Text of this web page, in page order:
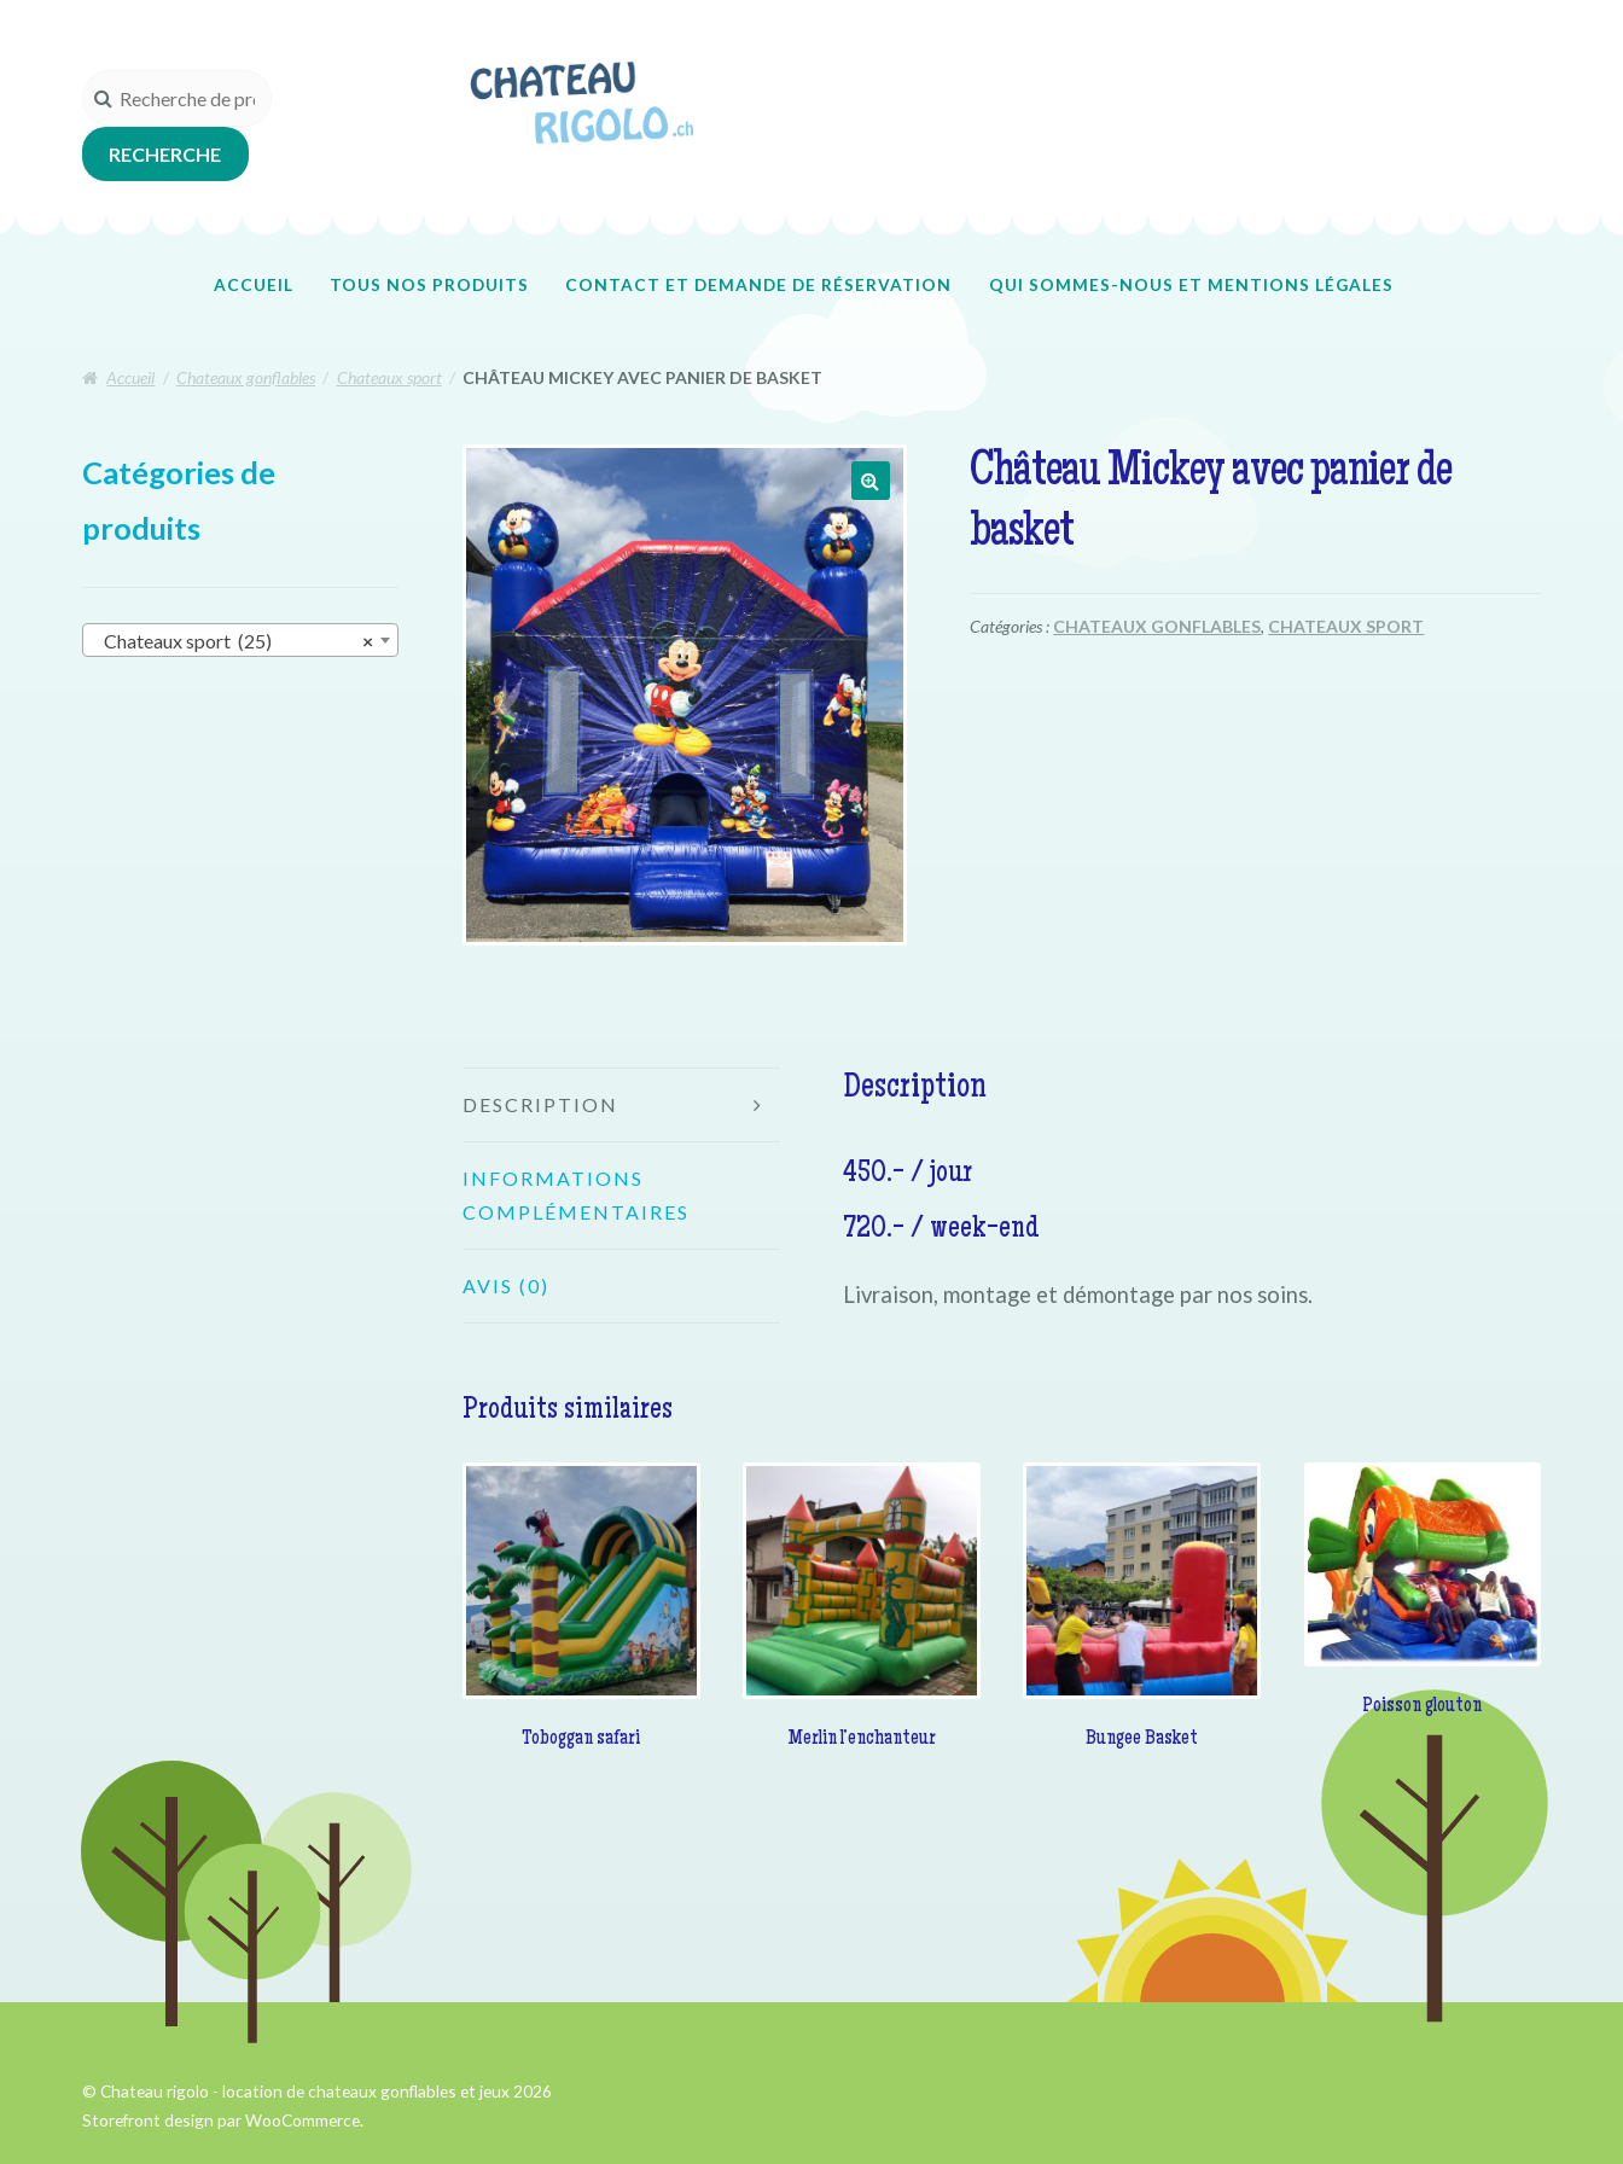
navigation
Recherche
RECHERCHE
ACCUEIL TOUS NOS PRODUITS CONTACT ET DEMANDE DE RÉSERVATION QUI SOMMES-NOUS ET MENTIONS LÉGALES
Accueil / Chateaux gonflables / Chateaux sport / CHÂTEAU MICKEY AVEC PANIER DE BASKET
Château Mickey avec panier de
basket
Catégories : CHATEAUX GONFLABLES, CHATEAUX SPORT
DESCRIPTION
INFORMATIONS
COMPLÉMENTAIRES
AVIS (0)
Description
450.- / jour
720.- / week-end
Livraison, montage et démontage par nos soins.
Produits similaires
Toboggan safari Merlin l’enchanteur Bungee Basket
Poisson glouton
Catégories de
produits
×
Chateaux sport (25)
© Chateau rigolo - location de chateaux gonflables et jeux 2026
Storefront design parWooCommerce.